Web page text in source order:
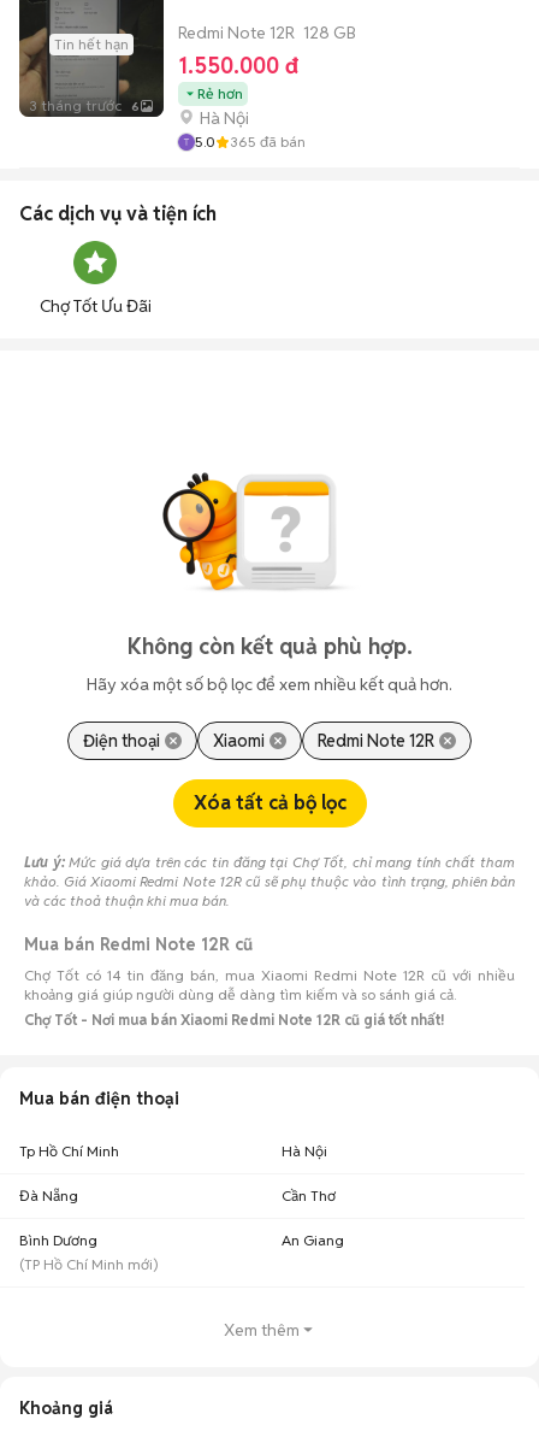
Tin hết hạn
3 tháng trước 6
Redmi Note 12R 128 GB
1.550.000 đ
Rẻ hơn
Hà Nội
5.0 365 đã bán
Các dịch vụ và tiện ích
Chợ Tốt Ưu Đãi
Không còn kết quả phù hợp.
Hãy xóa một số bộ lọc để xem nhiều kết quả hơn.
Điện thoại Xiaomi Redmi Note 12R
Xóa tất cả bộ lọc
Lưu ý:Mức giá dựa trên các tin đăng tại Chợ Tốt, chỉ mang tính chất tham
khảo. Giá Xiaomi Redmi Note 12R cũ sẽ phụ thuộc vào tình trạng, phiên bản
và các thoả thuận khi mua bán.
Mua bán Redmi Note 12R cũ
Chợ Tốt có 14 tin đăng bán, mua Xiaomi Redmi Note 12R cũ với nhiều
khoảng giá giúp người dùng dễ dàng tìm kiếm và so sánh giá cả.
Chợ Tốt - Nơi mua bán Xiaomi Redmi Note 12R cũ giá tốt nhất!
Mua bán điện thoại
Tp Hồ Chí Minh Hà Nội
Đà Nẵng Cần Thơ
Bình Dương
(TP Hồ Chí Minh mới)
An Giang
Xem thêm
Khoảng giá